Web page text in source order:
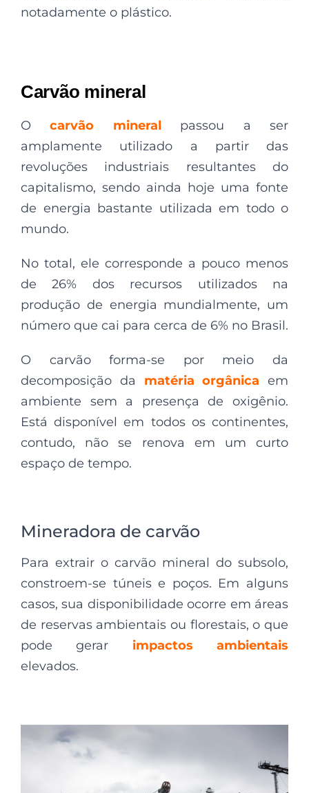
notadamente o plástico.
Carvão mineral
Ocarvão mineral passou a ser
amplamente utilizado a partir das
revoluções industriais resultantes do
capitalismo, sendo ainda hoje uma fonte
de energia bastante utilizada em todo o
mundo.
No total, ele corresponde a pouco menos
de 26% dos recursos utilizados na
produção de energia mundialmente, um
número que cai para cerca de 6% no Brasil.
O carvão forma-se por meio da
decomposição da matéria orgânica em
ambiente sem a presença de oxigênio.
Está disponível em todos os continentes,
contudo, não se renova em um curto
espaço de tempo.
Mineradora de carvão
Para extrair o carvão mineral do subsolo,
constroem-se túneis e poços. Em alguns
casos, sua disponibilidade ocorre em áreas
de reservas ambientais ou florestais, o que
pode gerar impactos ambientais
elevados.